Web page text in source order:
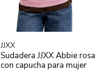
JJXX
Sudadera JJXX Abbie rosa
con capucha para mujer